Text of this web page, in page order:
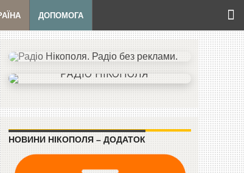
ДОПОМОГА
НОВИНИ НІКОПОЛЯ – ДОДАТОК